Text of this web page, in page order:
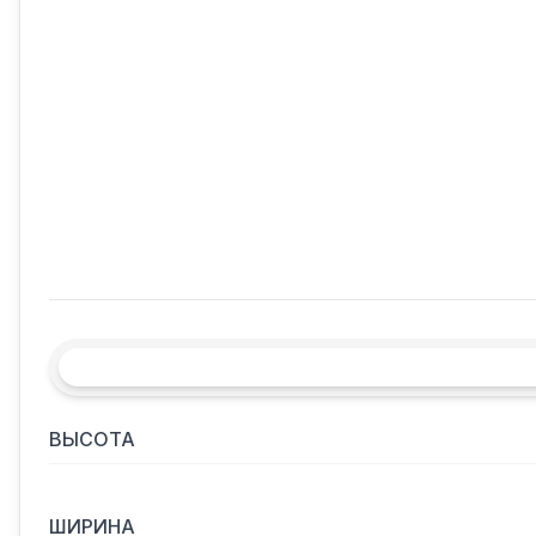
ВЫСОТА
ШИРИНА